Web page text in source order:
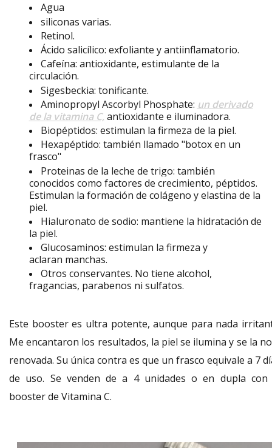
Agua
siliconas varias.
Retinol.
Ácido salicílico: exfoliante y antiinflamatorio.
Cafeína: antioxidante, estimulante de la
circulación.
Sigesbeckia: tonificante.
Aminopropyl Ascorbyl Phosphate: un derivado
de la vitamina C, antioxidante e iluminadora.
Biopéptidos: estimulan la firmeza de la piel.
Hexapéptido: también llamado "botox en un
frasco"
Proteinas de la leche de trigo: también
conocidos como factores de crecimiento, péptidos.
Estimulan la formación de colágeno y elastina de la
piel.
Hialuronato de sodio: mantiene la hidratación de
la piel.
Glucosaminos: estimulan la firmeza y
aclaran manchas.
Otros conservantes. No tiene alcohol,
fragancias, parabenos ni sulfatos.
Este booster es ultra potente, aunque para nada
Me encantaron los resultados, la piel se ilumina y se la
renovada. Su única contra es que un frasco equivale a 7
de uso. Se venden de a 4 unidades o en dupla con
booster de Vitamina C.